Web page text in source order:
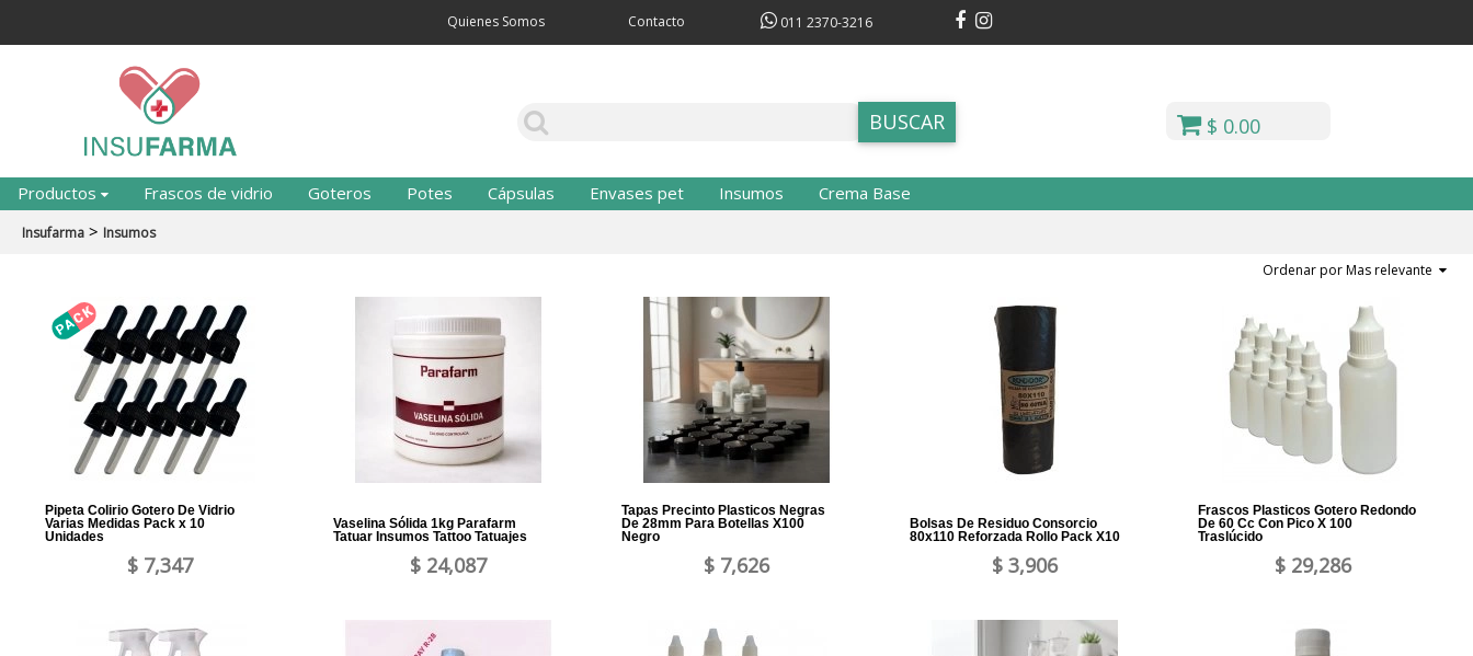
Quienes Somos Contacto 011 2370-3216
$ 0.00
Productos Frascos de vidrio Goteros Potes Cápsulas Envases pet Insumos Crema Base
Insufarma > Insumos
Ordenar por Mas relevante
Pipeta Colirio Gotero De Vidrio
Varias Medidas Pack x 10
Unidades
$ 7,347
Vaselina Sólida 1kg Parafarm
Tatuar Insumos Tattoo Tatuajes
$ 24,087
Tapas Precinto Plasticos Negras
De 28mm Para Botellas X100
Negro
$ 7,626
Bolsas De Residuo Consorcio
80x110 Reforzada Rollo Pack X10
$ 3,906
Frascos Plasticos Gotero Redondo
De 60 Cc Con Pico X 100
Traslúcido
$ 29,286